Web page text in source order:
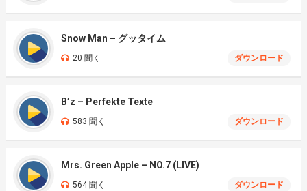
Snow Man – グッタイム
20 聞く ダウンロード
B’z – Perfekte Texte
583 聞く ダウンロード
Mrs. Green Apple – NO.7 (LIVE)
564 聞く ダウンロード